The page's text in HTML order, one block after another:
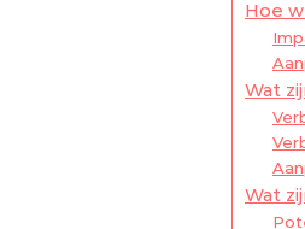
Hoe
Wat
Wat